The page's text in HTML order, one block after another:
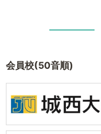
会員校(50音順)